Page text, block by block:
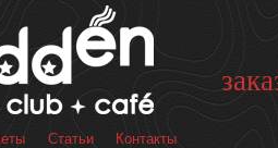
к
Статьи Контакты